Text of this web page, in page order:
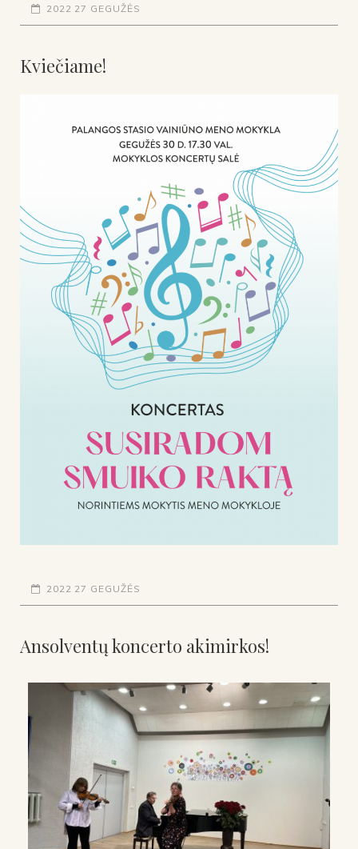
2022 27 GEGUŽĖS
Kviečiame!
2022 27 GEGUŽĖS
Ansolventų koncerto akimirkos!